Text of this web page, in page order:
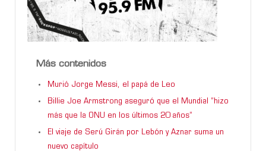
Más contenidos
Murió Jorge Messi, el papá de Leo
Billie Joe Armstrong aseguró que el Mundial “hizo
más que la ONU en los últimos 20 años”
El viaje de Serú Girán por Lebón y Aznar suma un
nuevo capítulo